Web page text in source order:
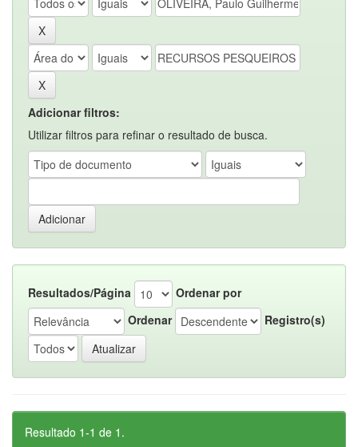
Adicionar filtros:
Utilizar filtros para refinar o resultado de busca.
Resultados/Página
Ordenar por
Ordenar
Registro(s)
Resultado 1-1 de 1.